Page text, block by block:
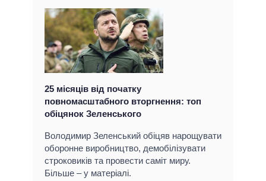
25 місяців від початку
повномасштабного вторгнення: топ
обіцянок Зеленського
Володимир Зеленський обіцяв нарощувати
оборонне виробництво, демобілізувати
строковиків та провести саміт миру.
Більше – у матеріалі.